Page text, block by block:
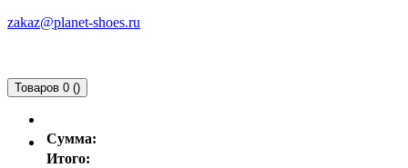
zakaz@planet-shoes.ru
Товаров 0 ()
Сумма:
Итого: